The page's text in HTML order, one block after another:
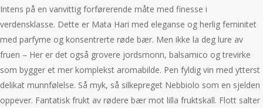
Intens på en vanvittig forførerende måte med finesse i
verdensklasse. Dette er Mata Hari med eleganse og herlig feminitet
med parfyme og konsentrerte røde bær. Men ikke la deg lure av
fruen – Her er det også grovere jordsmonn, balsamico og trevirke
som bygger et mer komplekst aromabilde. Pen fyldig vin med ytterst
delikat munnfølelse. Så myk, så silkepreget Nebbiolo som en sjelden
oppever. Fantatisk frukt av rødere bær mot lilla fruktskall. Flott salter